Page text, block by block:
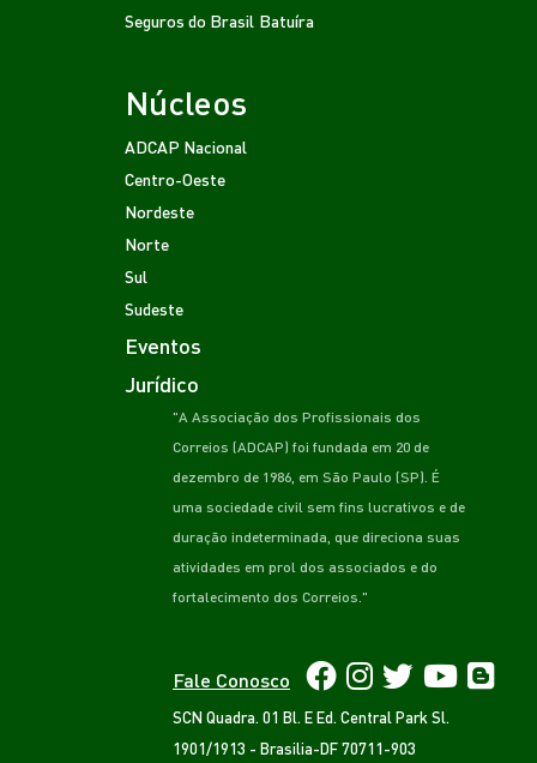
Seguros do Brasil Batuíra
Núcleos
ADCAP Nacional
Centro-Oeste
Nordeste
Norte
Sul
Sudeste
Eventos
Jurídico
"A Associação dos Profissionais dos
Correios (ADCAP) foi fundada em 20 de
dezembro de 1986, em São Paulo (SP). É
uma sociedade civil sem fins lucrativos e de
duração indeterminada, que direciona suas
atividades em prol dos associados e do
fortalecimento dos Correios."
Fale Conosco
SCN Quadra. 01 Bl. E Ed. Central Park Sl.
1901/1913 - Brasilia-DF 70711-903